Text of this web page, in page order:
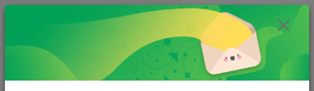
Po - Pá 8 - 14h
ks
za 0,00 Kč